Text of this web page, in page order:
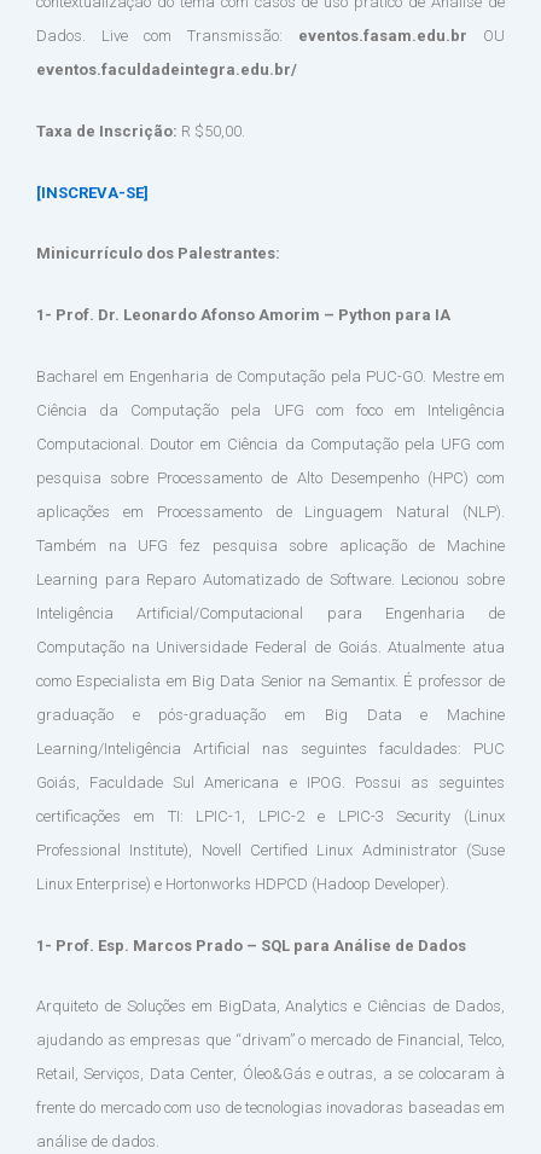
Dados. Live com Transmissão: eventos.fasam.edu.br OU
eventos.faculdadeintegra.edu.br/
Taxa de Inscrição: R $50,00.
[INSCREVA-SE]
Minicurrículo dos Palestrantes:
1- Prof. Dr. Leonardo Afonso Amorim – Python para IA
Bacharel em Engenharia de Computação pela PUC-GO. Mestre em
Ciência da Computação pela UFG com foco em Inteligência
Computacional. Doutor em Ciência da Computação pela UFG com
pesquisa sobre Processamento de Alto Desempenho (HPC) com
aplicações em Processamento de Linguagem Natural (NLP).
Também na UFG fez pesquisa sobre aplicação de Machine
Learning para Reparo Automatizado de Software. Lecionou sobre
Inteligência Artificial/Computacional para Engenharia de
Computação na Universidade Federal de Goiás. Atualmente atua
como Especialista em Big Data Senior na Semantix. É professor de
graduação e pós-graduação em Big Data e Machine
Learning/Inteligência Artificial nas seguintes faculdades: PUC
Goiás, Faculdade Sul Americana e IPOG. Possui as seguintes
certificações em TI: LPIC-1, LPIC-2 e LPIC-3 Security (Linux
Professional Institute), Novell Certified Linux Administrator (Suse
Linux Enterprise) e Hortonworks HDPCD (Hadoop Developer).
1- Prof. Esp. Marcos Prado – SQL para Análise de Dados
Arquiteto de Soluções em BigData, Analytics e Ciências de Dados,
ajudando as empresas que “drivam” o mercado de Financial, Telco,
Retail, Serviços, Data Center, Óleo&Gás e outras, a se colocaram à
frente do mercado com uso de tecnologias inovadoras baseadas em
análise de dados.